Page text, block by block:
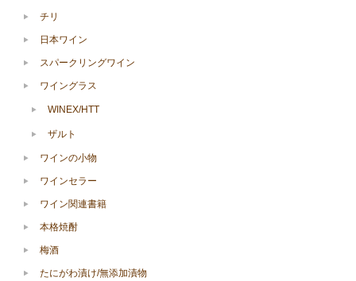
チリ
日本ワイン
スパークリングワイン
ワイングラス
WINEX/HTT
ザルト
ワインの小物
ワインセラー
ワイン関連書籍
本格焼酎
梅酒
たにがわ漬け/無添加漬物